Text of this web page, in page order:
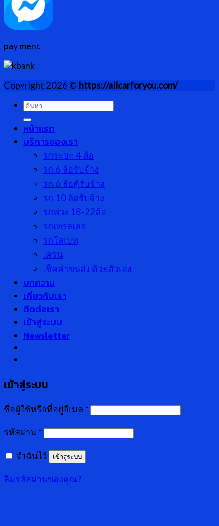
pay ment
Copyright 2026 © https://allcarforyou.com/
ค้นหา:
หน้าแรก
บริการของเรา
รกระบะ 4 ล้อ
รถ 6 ล้อรับจ้าง
รถ 6 ล้อตู้รับจ้าง
รถ 10 ล้อรับจ้าง
รถพ่วง 18-22ล้อ
รถเทรลเลอ
รถโลเบท
เครน
เช็คค่าขนส่ง ด้วยตัวเอง
บทความ
เกี่ยวกับเรา
ติดต่อเรา
เข้าสู่ระบบ
Newsletter
เข้าสู่ระบบ
ชื่อผู้ใช้หรือที่อยู่อีเมล *
รหัสผ่าน *
จำฉันไว้ เข้าสู่ระบบ
ลืมรหัสผ่านของคุณ?